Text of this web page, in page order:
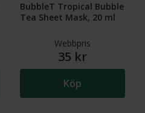
BubbleT Tropical Bubble
Tea Sheet Mask, 20 ml
Webbpris
35 kr
Köp